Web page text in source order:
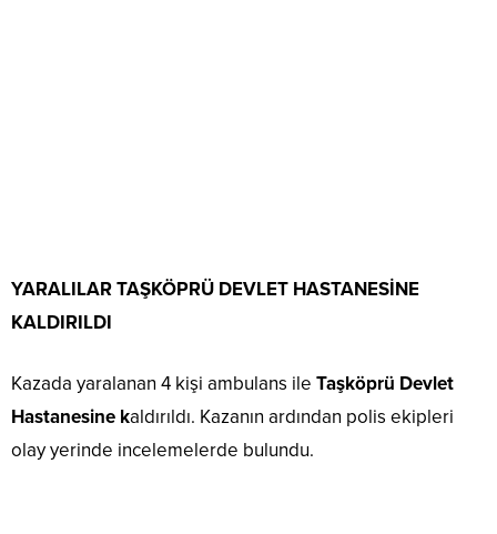
YARALILAR TAŞKÖPRÜ DEVLET HASTANESİNE
KALDIRILDI
Kazada yaralanan 4 kişi ambulans ile Taşköprü Devlet
Hastanesine kaldırıldı. Kazanın ardından polis ekipleri
olay yerinde incelemelerde bulundu.